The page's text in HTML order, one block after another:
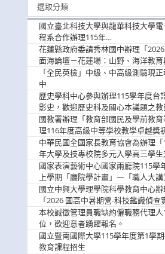
選取分類
國立臺北科技大學與龍華科技大學電
程系合作辦理115年
「115.08.10~08.12「AI賦能應用於
導體研習營」，歡迎學生踴躍報名參
花蓮縣政府委請秀林國中辦理「
面海論壇－花蓮場：山野、海洋教育
外安全實務課程」，歡迎踴躍報名參
「全民英檢」中級、中高級測驗現
中
歷史學科中心參與辦理115學年度台
影史，歡迎歷史科及關心本議題之教
躍報名參加
國教署辦理「教育部國民及學前教
理116年度高級中等學校教學卓越獎
實施計畫」，鼓勵教師踴躍報名
中華民國全國家長教育協會為辦理「
年大學及技專校院多元入學高三學生
輔導家長說明會」
國家表演藝術中心國家兩廳院115學
上學期「廳院學計畫」—「職人大講
及「一日體驗課程」，鼓勵踴躍報名
與。
國立中興大學理學院科學教育中心辦
「2026 國高中暑期營-科技鑑識偵查
營」活動資訊，鼓勵學生踴躍報名參
本校誠徵管理員職缺約僱職務代理人
位，歡迎意者踴躍報名。
國立暨南國際大學115學年度第1學
教育課程招生